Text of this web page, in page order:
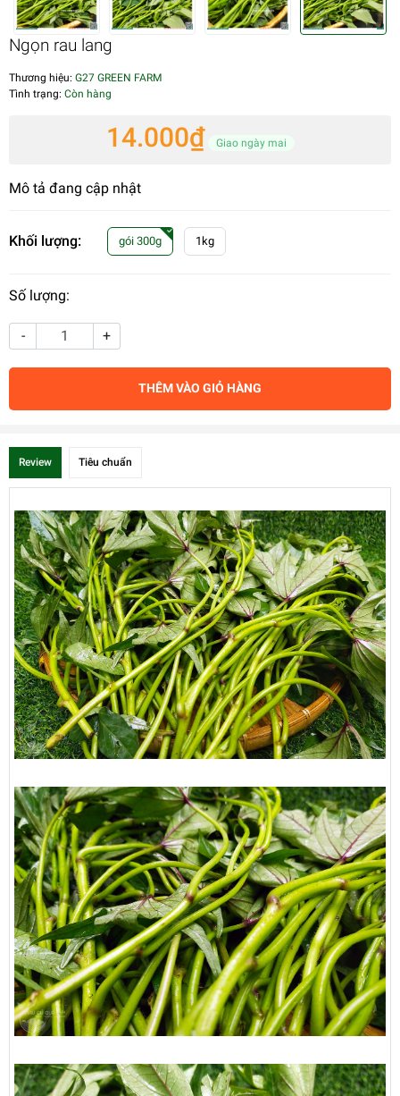
Ngọn rau lang
Thương hiệu: G27 GREEN FARM
Tình trạng: Còn hàng
14.000₫ Giao ngày mai
Mô tả đang cập nhật
Khối lượng: gói 300g 1kg
Số lượng:
- +
THÊM VÀO GIỎ HÀNG
Review Tiêu chuẩn